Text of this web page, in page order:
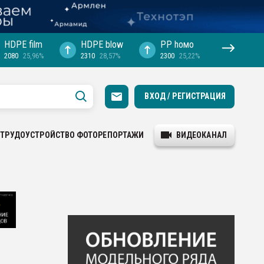
HDPE film
2080 25,96%
HDPE blow
2310 28,57%
PP hомо
2300 25,22%
ВХОД / РЕГИСТРАЦИЯ
ТРУДОУСТРОЙСТВО ФОТОРЕПОРТАЖИ ВИДЕОКАНАЛ